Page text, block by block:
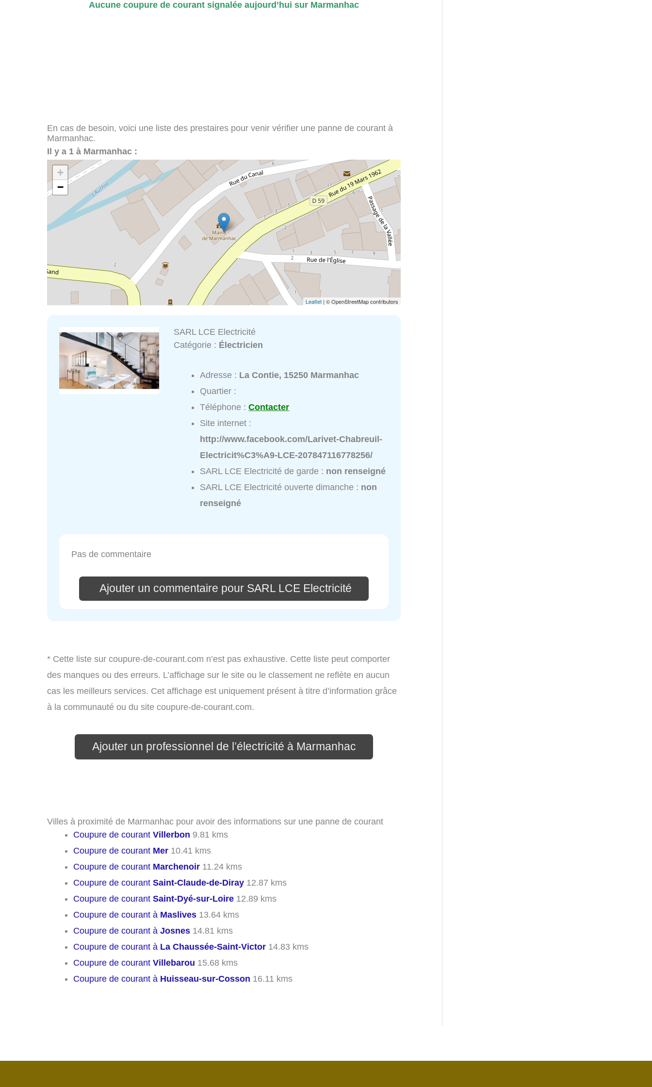
Aucune coupure de courant signalée aujourd’hui sur Marmanhac
En cas de besoin, voici une liste des prestaires pour venir vérifier une panne de courant à
Marmanhac.
Il y a 1 à Marmanhac :
+
−
Leaflet | © OpenStreetMap contributors
SARL LCE Electricité
Catégorie : Électricien
Adresse : La Contie, 15250 Marmanhac
Quartier :
Téléphone :Contacter
Site internet :
http://www.facebook.com/Larivet-Chabreuil-
Electricit%C3%A9-LCE-207847116778256/
SARL LCE Electricité de garde : non renseigné
SARL LCE Electricité ouverte dimanche : non
renseigné
Pas de commentaire
Ajouter un commentaire pour SARL LCE Electricité
* Cette liste sur coupure-de-courant.com n’est pas exhaustive. Cette liste peut comporter
des manques ou des erreurs. L’affichage sur le site ou le classement ne reflète en aucun
cas les meilleurs services. Cet affichage est uniquement présent à titre d’information grâce
à la communauté ou du site coupure-de-courant.com.
Ajouter un professionnel de l’électricité à Marmanhac
Villes à proximité de Marmanhac pour avoir des informations sur une panne de courant
Coupure de courant Villerbon 9.81 kms
Coupure de courant Mer 10.41 kms
Coupure de courant Marchenoir 11.24 kms
Coupure de courant Saint-Claude-de-Diray 12.87 kms
Coupure de courant Saint-Dyé-sur-Loire 12.89 kms
Coupure de courant à Maslives 13.64 kms
Coupure de courant à Josnes 14.81 kms
Coupure de courant à La Chaussée-Saint-Victor 14.83 kms
Coupure de courant Villebarou 15.68 kms
Coupure de courant à Huisseau-sur-Cosson 16.11 kms